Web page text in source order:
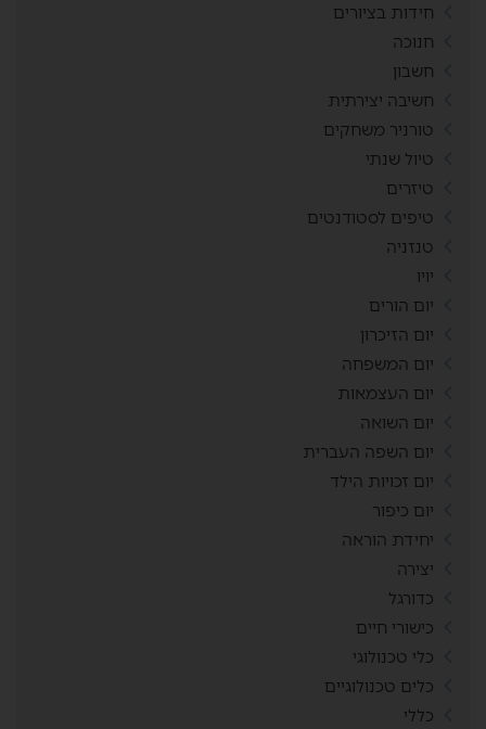
חידות בציורים
חנוכה
חשבון
חשיבה יצירתית
טורניר משחקים
טיול שנתי
טיזרים
טיפים לסטודנטים
טנזניה
יויו
יום הורים
יום הזיכרון
יום המשפחה
יום העצמאות
יום השואה
יום השפה העברית
יום זכויות הילד
יום כיפור
יחידת הוראה
יצירה
כדורגל
כישורי חיים
כלי טכנולוגי
כלים טכנולוגיים
כללי